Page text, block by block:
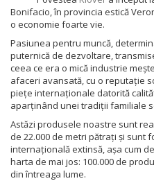
Bonifacio, în provincia estică
o economie foarte vie.
Pasiunea pentru muncă,
puternică de dezvoltare,
ceea ce era o mică industrie
afaceri avansată, cu o reputație
piețe internaționale datorită
aparținând unei tradiții familiale
Astăzi produsele noastre sunt
de 22.000 de metri pătrați și sunt
internațională extinsă, așa cum
harta de mai jos: 100.000 de
din întreaga lume.